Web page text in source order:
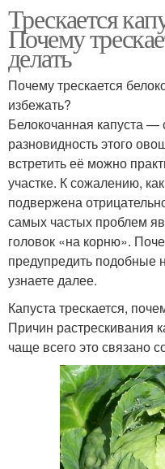
Трескается
Почему
делать
Почему трескается
избежать?
Белокочанная капуста
разновидность этого
встретить её можно
участке. К сожалению,
подвержена
самых частых проблем
головок «на корню».
предупредить подобные
узнаете далее.
Капуста трескается,
Причин растрескивания
чаще всего это связано